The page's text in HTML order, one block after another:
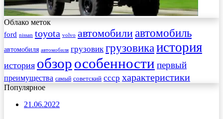
Облако меток
ford nissan toyota volvo автомобилиавтомобиль
автомобиля автомобиля грузовик грузовикаистория
история обзорособенности первый
преимущества самый советский ссср характеристики
Популярное
21.06.2022